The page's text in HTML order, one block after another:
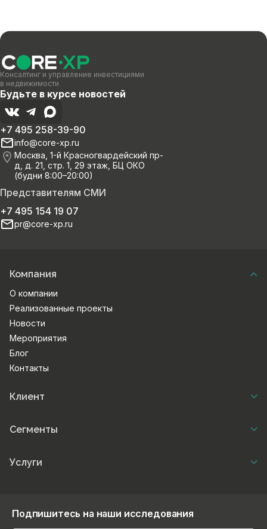
Консалтинг и управление инвестициями
в недвижимости
Будьте в курсе новостей
Представителям СМИ
+7 495 154 19 07
pr@core-xp.ru
+7 495 258-39-90
info@core-xp.ru
Москва, 1-й Красногвардейский пр-
д, д. 21, стр. 1, 29 этаж, БЦ ОКО
(будни 8:00–20:00)
Компания
О компании
Реализованные проекты
Новости
Мероприятия
Блог
Контакты
Клиент
Сегменты
Услуги
Подпишитесь на наши исследования